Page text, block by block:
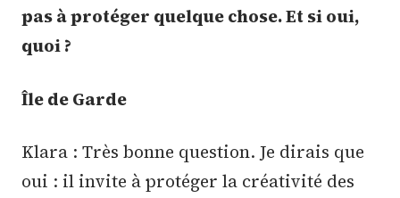
pas à protéger quelque chose. Et si oui,
quoi ?
Île de Garde
Klara : Très bonne question. Je dirais que
oui : il invite à protéger la créativité des